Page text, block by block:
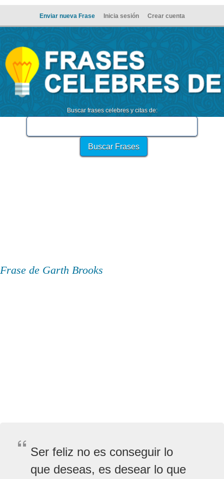
Enviar nueva Frase Inicia sesión Crear cuenta
Buscar frases celebres y citas de:
Frase de Garth Brooks
Ser feliz no es conseguir lo
que deseas, es desear lo que